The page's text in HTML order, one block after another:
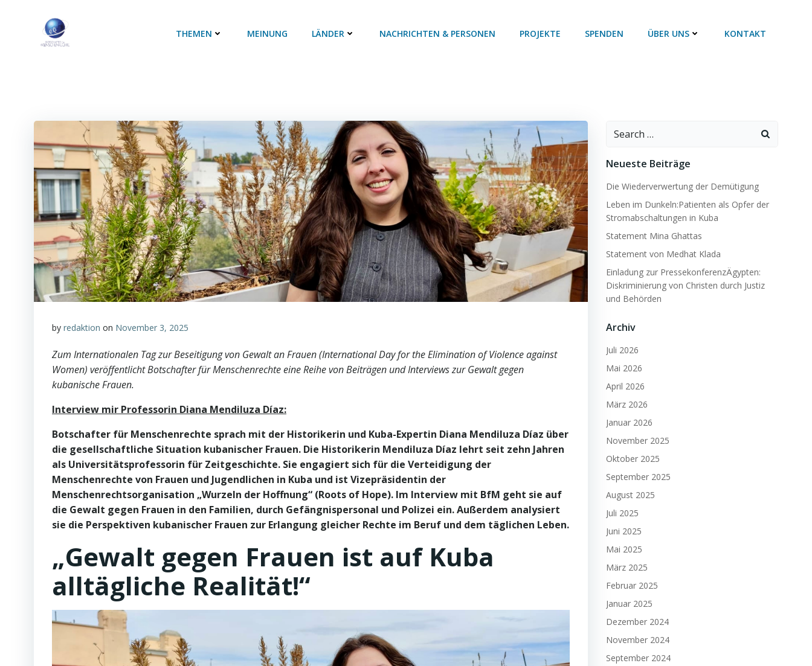
THEMEN MEINUNG LÄNDER NACHRICHTEN & PERSONEN PROJEKTE SPENDEN ÜBER UNS KONTAKT
by redaktion on November 3, 2025
Zum Internationalen Tag zur Beseitigung von Gewalt an Frauen (International Day for the Elimination of Violence against
Women) veröffentlicht Botschafter für Menschenrechte eine Reihe von Beiträgen und Interviews zur Gewalt gegen
kubanische Frauen.
Interview mir Professorin Diana Mendiluza Díaz:
Botschafter für Menschenrechte sprach mit der Historikerin und Kuba-Expertin Diana Mendiluza Díaz über
die gesellschaftliche Situation kubanischer Frauen. Die Historikerin Mendiluza Díaz lehrt seit zehn Jahren
als Universitätsprofessorin für Zeitgeschichte. Sie engagiert sich für die Verteidigung der
Menschenrechte von Frauen und Jugendlichen in Kuba und ist Vizepräsidentin der
Menschenrechtsorganisation „Wurzeln der Hoffnung“ (Roots of Hope). Im Interview mit BfM geht sie auf
die Gewalt gegen Frauen in den Familien, durch Gefängnispersonal und Polizei ein. Außerdem analysiert
sie die Perspektiven kubanischer Frauen zur Erlangung gleicher Rechte im Beruf und dem täglichen Leben.
„Gewalt gegen Frauen ist auf Kuba
alltägliche Realität!“
Search
Neueste Beiträge
Die Wiederverwertung der Demütigung
Leben im Dunkeln:Patienten als Opfer der
Stromabschaltungen in Kuba
Statement Mina Ghattas
Statement von Medhat Klada
Einladung zur PressekonferenzÄgypten:
Diskriminierung von Christen durch Justiz
und Behörden
Archiv
Juli 2026
Mai 2026
April 2026
März 2026
Januar 2026
November 2025
Oktober 2025
September 2025
August 2025
Juli 2025
Juni 2025
Mai 2025
März 2025
Februar 2025
Januar 2025
Dezember 2024
November 2024
September 2024